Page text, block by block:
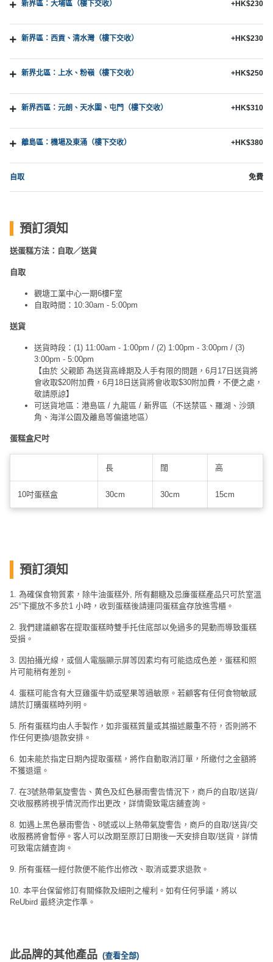
新界區：大埔區（樓下交收） +HK$230
新界區：西貢、清水灣（樓下交收） +HK$230
新界北區：上水、粉嶺（樓下交收） +HK$250
新界西區：元朗、天水圍、屯門（樓下交收） +HK$310
離島區：機場及東涌（樓下交收） +HK$380
自取 免費
預訂須知
送蛋糕方法：自取／送貨
自取
觀塘工業中心一期6樓F室
自取時間：10:30am - 5:00pm
送貨
送貨時段：(1) 11:00am - 1:00pm / (2) 1:00pm - 3:00pm / (3)
3:00pm - 5:00pm
【由於 父親節 為送貨高峰期及人手有限的問題，6月17日送貨將
會收取$20附加費，6月18日送貨將會收取$30附加費，不便之處，
敬請原諒】
可送貨地區：港島區 / 九龍區 / 新界區（不送禁區、羅湖、沙頭
角、海洋公園及離島等偏遠地區）
蛋糕盒尺吋
長 闊 高
10吋蛋糕盒 30cm 30cm 15cm
預訂須知
1. 為確保食物質素，除牛油蛋糕外, 所有翻糖及忌廉蛋糕產品只可於室溫
25°下擺放不多於1 小時，收到蛋糕後請連同蛋糕盒存放進雪櫃。
2. 我們建議顧客在提取蛋糕時雙手托住底部以免過多的晃動而導致蛋糕
受損。
3. 因拍攝光線，或個人電腦顯示屏等因素均有可能造成色差，蛋糕和照
片可能稍有差別。
4. 蛋糕可能含有大豆雞蛋牛奶或堅果等過敏原。若顧客有任何食物敏感
請於訂購蛋糕時列明。
5. 所有蛋糕均由人手製作，如非蛋糕質量或其描述嚴重不符，否則將不
作任何更換/退款安排。
6. 如未能於指定日期內提取蛋糕，將作自動取消訂單，所繳付之金額將
不獲退還。
7. 在3號熱帶氣旋警告、黄色及紅色暴雨警告情況下，商戶的自取/送貨/
交收服務將視乎情況而作出更改，詳情需致電店舖查詢。
8. 如遇上黑色暴雨警告、8號或以上熱帶氣旋警告，商戶的自取/送貨/交
收服務將會暫停。客人可以改期至原訂日期後一天安排自取/送貨，詳情
可致電店舖查詢。
9. 所有蛋糕一經付款便不能作出修改、取消或要求退款。
10. 本平台保留修訂有關條款及細則之權利。如有任何爭議，將以
ReUbird 最終決定作準。
此品牌的其他產品 (查看全部)